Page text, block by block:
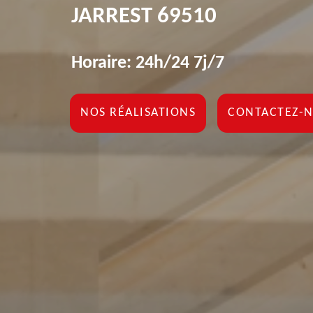
JARREST 69510
Horaire: 24h/24 7j/7
NOS RÉALISATIONS CONTACTEZ-